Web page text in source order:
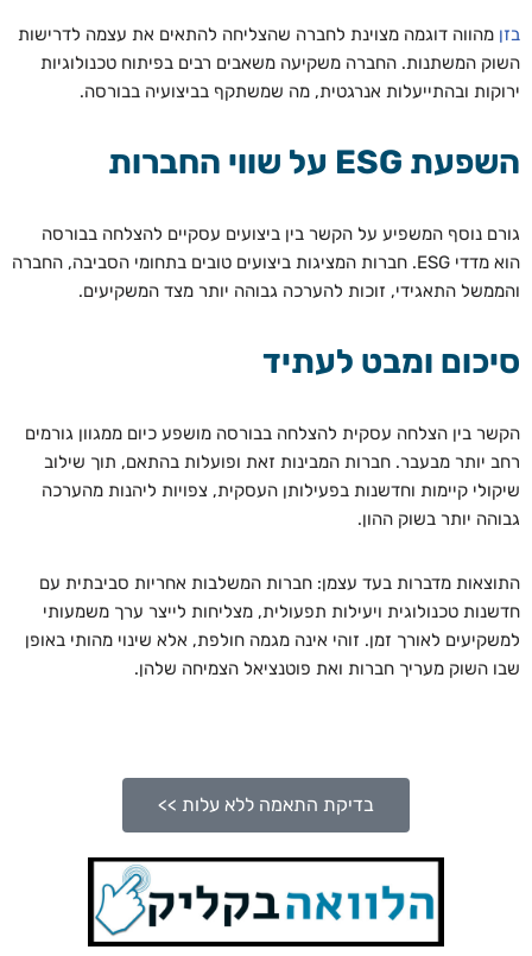
בזן מהווה דוגמה מצוינת לחברה שהצליחה להתאים את עצמה לדרישות
השוק המשתנות. החברה משקיעה משאבים רבים בפיתוח טכנולוגיות
ירוקות ובהתייעלות אנרגטית, מה שמשתקף בביצועיה בבורסה.
השפעת ESG על שווי החברות
גורם נוסף המשפיע על הקשר בין ביצועים עסקיים להצלחה בבורסה
הוא מדדי ESG. חברות המציגות ביצועים טובים בתחומי הסביבה, החברה
והממשל התאגידי, זוכות להערכה גבוהה יותר מצד המשקיעים.
סיכום ומבט לעתיד
הקשר בין הצלחה עסקית להצלחה בבורסה מושפע כיום ממגוון גורמים
רחב יותר מבעבר. חברות המבינות זאת ופועלות בהתאם, תוך שילוב
שיקולי קיימות וחדשנות בפעילותן העסקית, צפויות ליהנות מהערכה
גבוהה יותר בשוק ההון.
התוצאות מדברות בעד עצמן: חברות המשלבות אחריות סביבתית עם
חדשנות טכנולוגית ויעילות תפעולית, מצליחות לייצר ערך משמעותי
למשקיעים לאורך זמן. זוהי אינה מגמה חולפת, אלא שינוי מהותי באופן
שבו השוק מעריך חברות ואת פוטנציאל הצמיחה שלהן.
בדיקת התאמה ללא עלות >>